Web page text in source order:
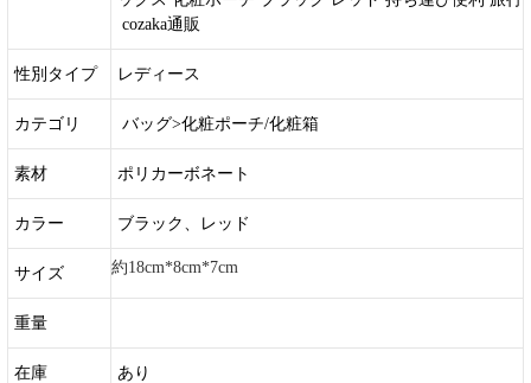
cozaka通販
性別タイプ レディース
カテゴリ バッグ>化粧ポーチ/化粧箱
素材 ポリカーボネート
カラー ブラック、レッド
サイズ 約18cm*8cm*7cm
重量
在庫 あり